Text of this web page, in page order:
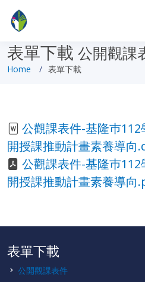
表單下載 公開觀課
Home 表單下載
公觀課表件-基隆巿
開授課推動計畫素養導向
公觀課表件-基隆巿
開授課推動計畫素養導向
表單下載
公開觀課表件